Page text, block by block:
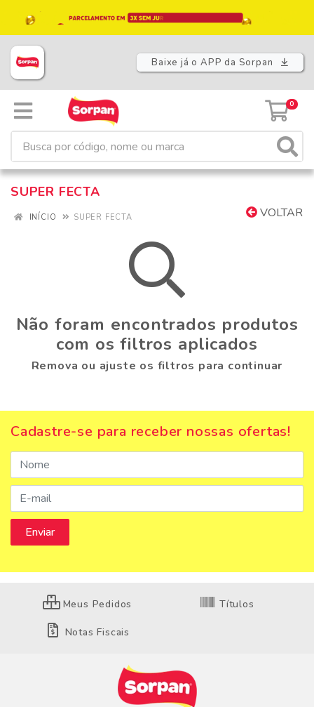
Baixe já o APP da Sorpan
0
SUPER FECTA
VOLTAR
INÍCIO SUPER FECTA
Não foram encontrados produtos
com os filtros aplicados
Remova ou ajuste os filtros para continuar
Cadastre-se para receber nossas ofertas!
Meus Pedidos Títulos
Notas Fiscais